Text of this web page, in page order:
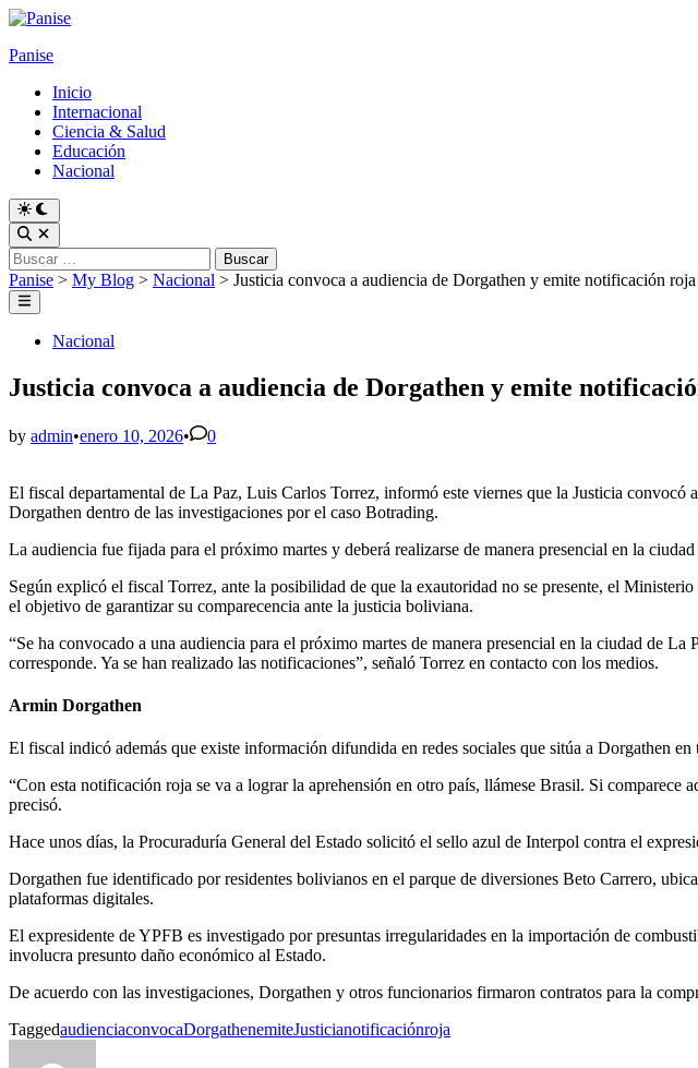
Skip
content
Panise
Inicio
Internacional
Ciencia & Salud
Educación
Nacional
Switch
to
dark
mode
Open
Search
Buscar:
Panise > My Blog > Nacional > Justicia convoca a audiencia de Dorgathen y emite notificación roja
Main
Menu
PostedNacional
Justicia convoca a audiencia de Dorgathen y emite
by admin•enero 10, 2026• 0
El fiscal departamental de La Paz, Luis Carlos Torrez, informó este viernes que la Justicia
Dorgathen dentro de las investigaciones por el caso Botrading.
La audiencia fue fijada para el próximo martes y deberá realizarse de manera presencial en la
Según explicó el fiscal Torrez, ante la posibilidad de que la exautoridad no se presente, el
el objetivo de garantizar su comparecencia ante la justicia boliviana.
“Se ha convocado a una audiencia para el próximo martes de manera presencial en la ciudad de
corresponde. Ya se han realizado las notificaciones”, señaló Torrez en contacto con los medios.
Armin Dorgathen
El fiscal indicó además que existe información difundida en redes sociales que sitúa a Dorgathen
“Con esta notificación roja se va a lograr la aprehensión en otro país, llámese Brasil. Si
precisó.
Hace unos días, la Procuraduría General del Estado solicitó el sello azul de Interpol contra el
Dorgathen fue identificado por residentes bolivianos en el parque de diversiones Beto Carrero,
plataformas digitales.
El expresidente de YPFB es investigado por presuntas irregularidades en la importación de
involucra presunto daño económico al Estado.
De acuerdo con las investigaciones, Dorgathen y otros funcionarios firmaron contratos para la
TaggedaudienciaconvocaDorgathenemiteJusticianotificaciónroja